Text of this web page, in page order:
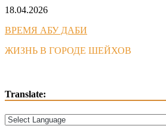
Skip
content
18.04.2026
ВРЕМЯ АБУ ДАБИ
ЖИЗНЬ В ГОРОДЕ ШЕЙХОВ
Translate: